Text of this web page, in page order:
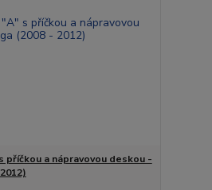
příčkou a nápravovou deskou -